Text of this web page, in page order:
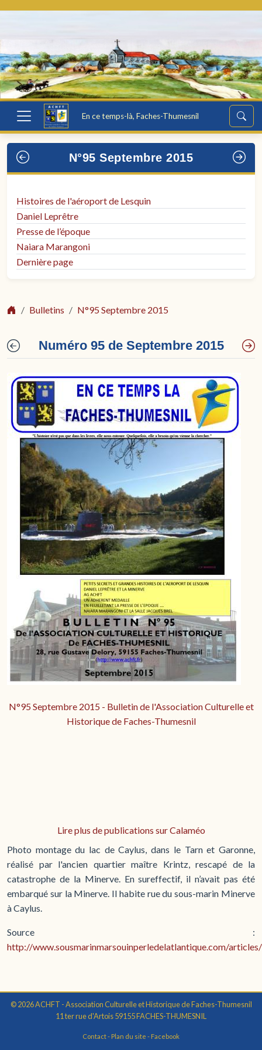
En ce temps-là, Faches-Thumesnil
N°95 Septembre 2015
Histoires de l'aéroport de Lesquin
Daniel Leprêtre
Presse de l’époque
Naiara Marangoni
Dernière page
Bulletins N°95 Septembre 2015
Numéro 95 de Septembre 2015
N°95 Septembre 2015 - Bulletin de l'Association Culturelle et
Historique de Faches-Thumesnil
Lire plus de publications sur Calaméo
Photo montage du lac de Caylus, dans le Tarn et Garonne,
réalisé par l'ancien quartier maître Krintz, rescapé de la
catastrophe de la Minerve. En sureffectif, il n’avait pas été
embarqué sur la Minerve. Il habite rue du sous-marin Minerve
à Caylus.
Source :
http://www.sousmarinmarsouinperledelatlantique.com/
© 2026 ACHFT - Association Culturelle et Historique de Faches-Thumesnil
11 ter rue d'Artois 59155 FACHES-THUMESNIL
Contact- Plan du site - Facebook